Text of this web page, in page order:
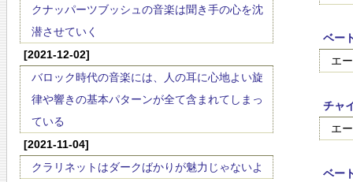
クナッパーツブッシュの音楽は聞き手の心を沈
潜させていく
[2021-12-02]
バロック時代の音楽には、人の耳に心地よい旋
律や響きの基本パターンが全て含まれてしまっ
ている
[2021-11-04]
クラリネットはダークばかりが魅力じゃないよ
ベー
エ
チャ
エ
ベー